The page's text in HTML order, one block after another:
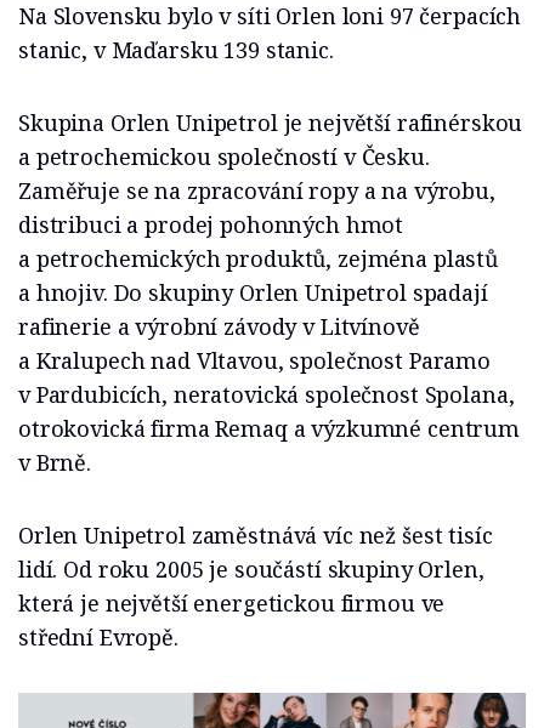
Na Slovensku bylo v síti Orlen loni 97 čerpacích
stanic, v Maďarsku 139 stanic.
Skupina Orlen Unipetrol je největší rafinérskou
a petrochemickou společností v Česku.
Zaměřuje se na zpracování ropy a na výrobu,
distribuci a prodej pohonných hmot
a petrochemických produktů, zejména plastů
a hnojiv. Do skupiny Orlen Unipetrol spadají
rafinerie a výrobní závody v Litvínově
a Kralupech nad Vltavou, společnost Paramo
v Pardubicích, neratovická společnost Spolana,
otrokovická firma Remaq a výzkumné centrum
v Brně.
Orlen Unipetrol zaměstnává víc než šest tisíc
lidí. Od roku 2005 je součástí skupiny Orlen,
která je největší energetickou firmou ve
střední Evropě.